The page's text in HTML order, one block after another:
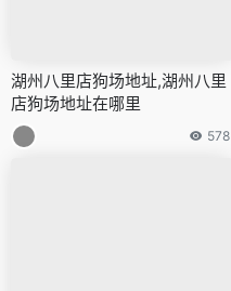
湖州八里店狗场地址,湖州八里
店狗场地址在哪里
578